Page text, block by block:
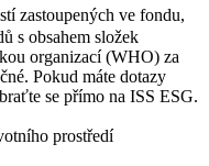
zastoupených ve fondu,
s obsahem složek
organizací (WHO) za
Pokud máte dotazy
se přímo na ISS ESG.
prostředí